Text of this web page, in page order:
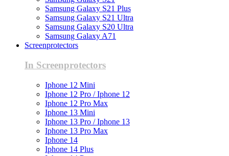
Samsung Galaxy S21 Plus
Samsung Galaxy S21 Ultra
Samsung Galaxy S20 Ultra
Samsung Galaxy A71
Screenprotectors
In Screenprotectors
Iphone 12 Mini
Iphone 12 Pro / Iphone 12
Iphone 12 Pro Max
Iphone 13 Mini
Iphone 13 Pro / Iphone 13
Iphone 13 Pro Max
Iphone 14
Iphone 14 Plus